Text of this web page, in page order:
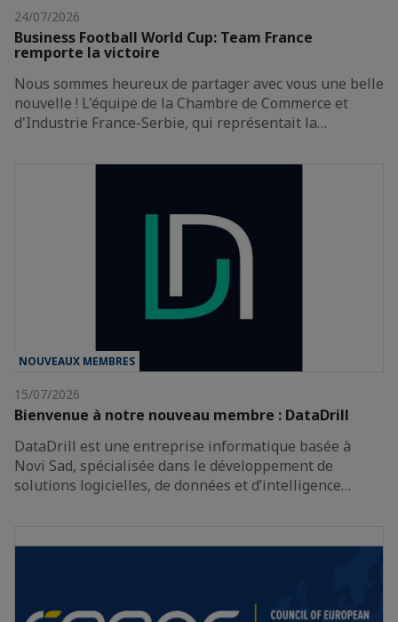
24/07/2026
Business Football World Cup: Team France
remporte la victoire
Nous sommes heureux de partager avec vous une belle
nouvelle ! L'équipe de la Chambre de Commerce et
d'Industrie France-Serbie, qui représentait la…
NOUVEAUX MEMBRES
15/07/2026
Bienvenue à notre nouveau membre : DataDrill
DataDrill est une entreprise informatique basée à
Novi Sad, spécialisée dans le développement de
solutions logicielles, de données et d’intelligence…